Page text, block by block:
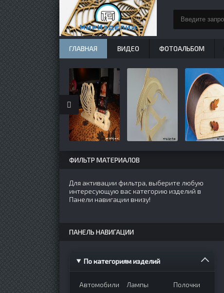
ФИЛЬТР МАТЕРИАЛОВ
Для активации фильтра, выберите любую
интересующую вас категорию изделий в
Панели навигации внизу!
ПАНЕЛЬ НАВИГАЦИИ
По категориям изделий
Автомобили
Лампы
Полочки
ГЛАВНАЯ ВИДЕО ФОТОАЛЬБОМ